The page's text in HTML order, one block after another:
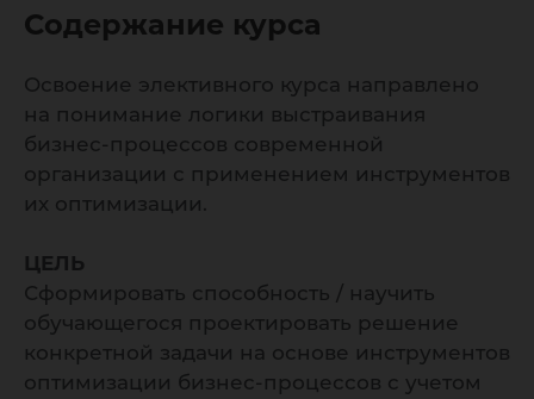
Содержание курса
Освоение элективного курса направлено
на понимание логики выстраивания
бизнес-процессов современной
организации с применением инструментов
их оптимизации.
ЦЕЛЬ
Сформировать способность / научить
обучающегося проектировать решение
конкретной задачи на основе инструментов
оптимизации бизнес-процессов с учетом